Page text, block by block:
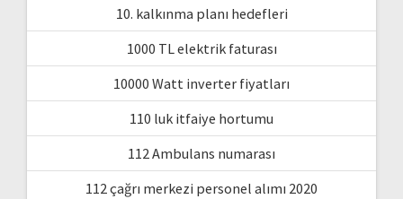
10. kalkınma planı hedefleri
1000 TL elektrik faturası
10000 Watt inverter fiyatları
110 luk itfaiye hortumu
112 Ambulans numarası
112 çağrı merkezi personel alımı 2020